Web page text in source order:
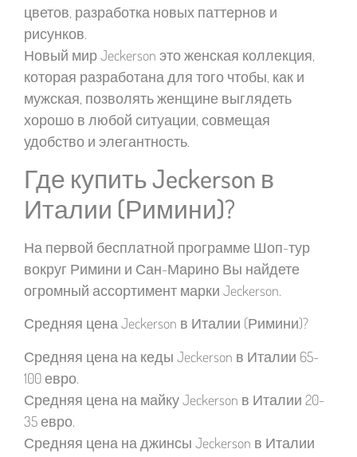
цветов, разработка новых паттернов и
рисунков.
Новый мир Jeckerson это женская коллекция,
которая разработана для того чтобы, как и
мужская, позволять женщине выглядеть
хорошо в любой ситуации, совмещая
удобство и элегантность.
Где купить Jeckerson в
Италии (Римини)?
На первой бесплатной программе Шоп-тур
вокруг Римини и Сан-Марино Вы найдете
огромный ассортимент марки Jeckerson.
Средняя цена Jeckerson в Италии (Римини)?
Средняя цена на кеды Jeckerson в Италии 65-
100 евро.
Средняя цена на майку Jeckerson в Италии 20-
35 евро.
Средняя цена на джинсы Jeckerson в Италии